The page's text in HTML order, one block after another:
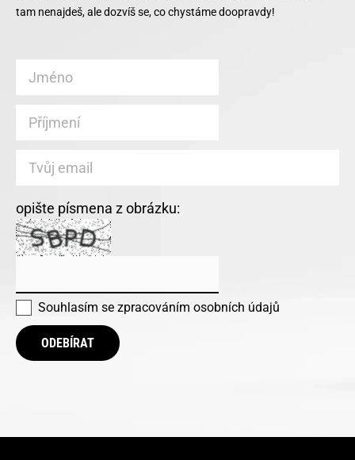
tam nenajdeš, ale dozvíš se, co chystáme doopravdy!
opište písmena z obrázku:
Souhlasím se zpracováním osobních údajů
ODEBÍRAT